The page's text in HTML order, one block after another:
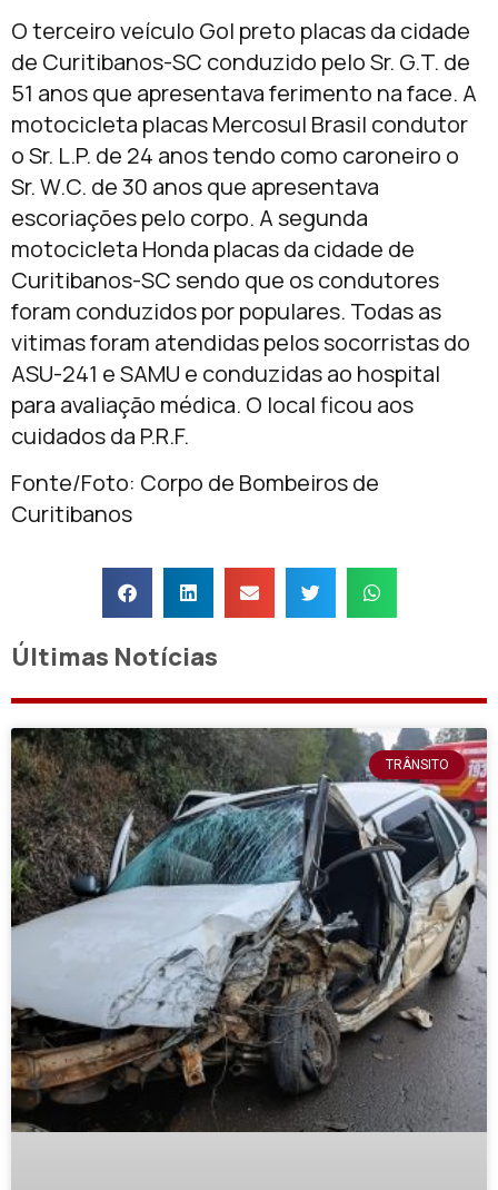
O terceiro veículo Gol preto placas da cidade
de Curitibanos-SC conduzido pelo Sr. G.T. de
51 anos que apresentava ferimento na face. A
motocicleta placas Mercosul Brasil condutor
o Sr. L.P. de 24 anos tendo como caroneiro o
Sr. W.C. de 30 anos que apresentava
escoriações pelo corpo. A segunda
motocicleta Honda placas da cidade de
Curitibanos-SC sendo que os condutores
foram conduzidos por populares. Todas as
vitimas foram atendidas pelos socorristas do
ASU-241 e SAMU e conduzidas ao hospital
para avaliação médica. O local ficou aos
cuidados da P.R.F.
Fonte/Foto: Corpo de Bombeiros de
Curitibanos
Últimas Notícias
TRÂNSITO